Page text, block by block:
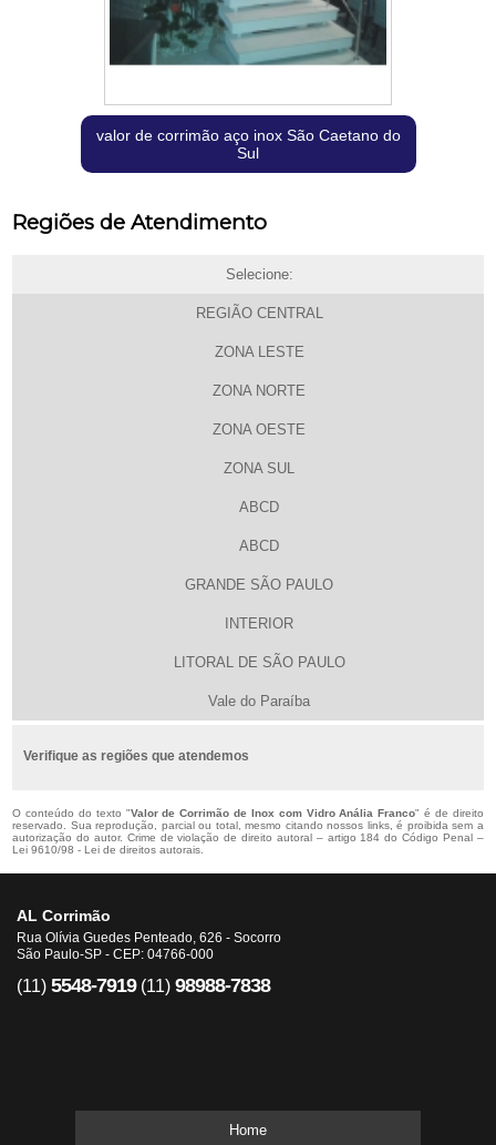
valor de corrimão aço inox São Caetano do
Sul
Regiões de Atendimento
Selecione:
REGIÃO CENTRAL
ZONA LESTE
ZONA NORTE
ZONA OESTE
ZONA SUL
ABCD
ABCD
GRANDE SÃO PAULO
INTERIOR
LITORAL DE SÃO PAULO
Vale do Paraíba
Verifique as regiões que atendemos
O conteúdo do texto "Valor de Corrimão de Inox com Vidro Anália Franco" é de direito
reservado. Sua reprodução, parcial ou total, mesmo citando nossos links, é proibida sem a
autorização do autor. Crime de violação de direito autoral – artigo 184 do Código Penal –
Lei 9610/98 - Lei de direitos autorais
AL Corrimão
Rua Olívia Guedes Penteado, 626 - Socorro
São Paulo-SP - CEP: 04766-000
(11) 5548-7919 (11) 98988-7838
Home